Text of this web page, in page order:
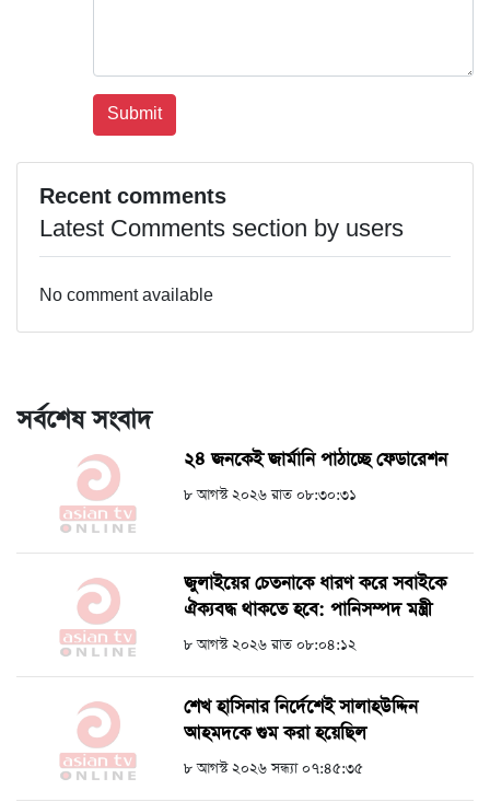
Recent comments
Latest Comments section by users
No comment available
সর্বশেষ সংবাদ
২৪ জনকেই জার্মানি পাঠাচ্ছে ফেডারেশন
৮ আগস্ট ২০২৬ রাত ০৮:৩০:৩১
জুলাইয়ের চেতনাকে ধারণ করে সবাইকে
ঐক্যবদ্ধ থাকতে হবে: পানিসম্পদ মন্ত্রী
৮ আগস্ট ২০২৬ রাত ০৮:০৪:১২
শেখ হাসিনার নির্দেশেই সালাহউদ্দিন
আহমদকে গুম করা হয়েছিল
৮ আগস্ট ২০২৬ সন্ধ্যা ০৭:৪৫:৩৫